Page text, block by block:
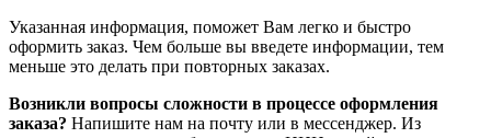
Указанная информация, поможет Вам легко и быстро
оформить заказ. Чем больше вы введете информации, тем
меньше это делать при повторных заказах.
Возникли вопросы сложности в процессе оформления
заказа? Напишите нам на почту или в мессенджер. Из